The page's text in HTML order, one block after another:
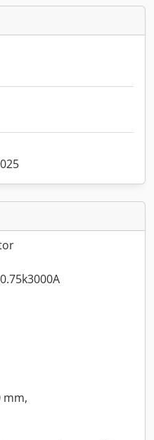
mm,